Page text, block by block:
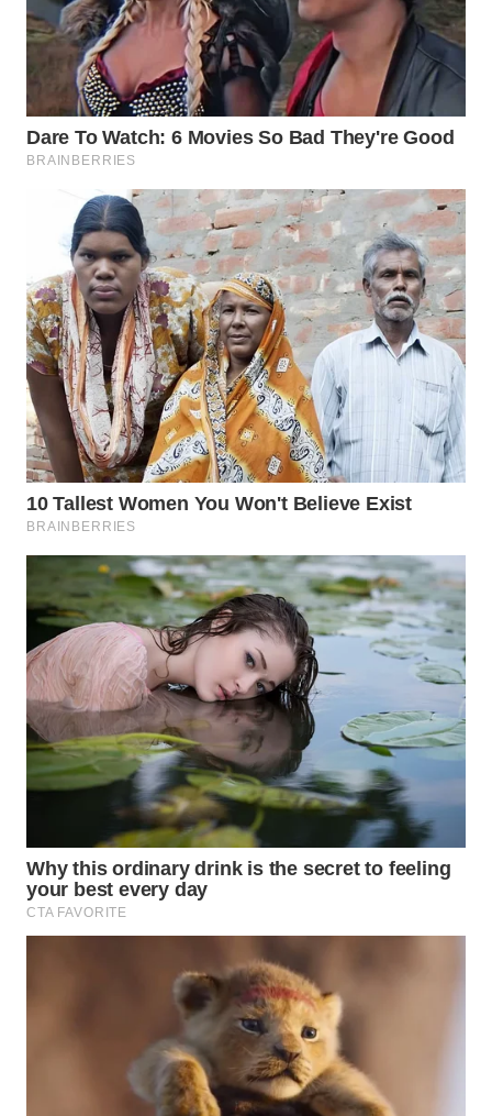
ID
WAHANANEWS
CO ID
WAHANANEWS
WAHANA
SPORT
WAHANA
UMKM
WAHANA
SELEB
WAHANA
PERSONA
WAHANA
OTOMOTIF
WAHANA
HEALTH
WAHANA
DESA
WISATA
WAHANA
Wahana
MASYARAKAT
KELISTRIKAN